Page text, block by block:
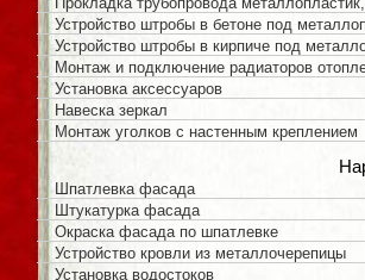
Устройство штробы в бетоне под
Устройство штробы в кирпиче под
Монтаж и подключение радиаторов
Установка аксессуаров
Навеска зеркал
Монтаж уголков с настенным креплением
Шпатлевка фасада
Штукатурка фасада
Окраска фасада по шпатлевке
Устройство кровли из металлочерепицы
Установка водостоков